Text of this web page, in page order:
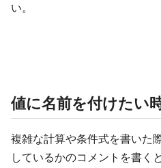
い。
値に名前を付けたい
複雑な計算や条件式を書いた
しているかのコメントを書く